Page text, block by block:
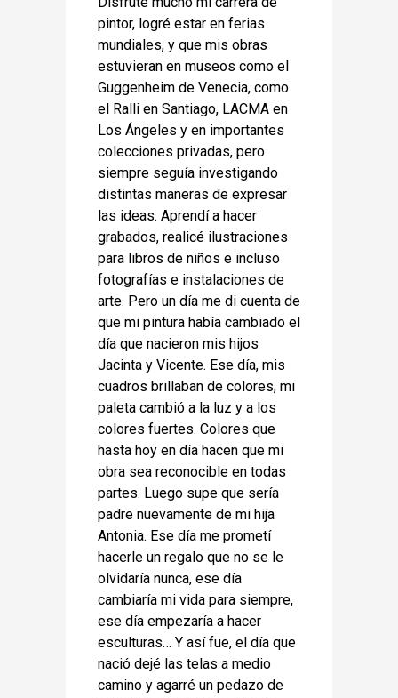
pintor, logré estar en ferias
mundiales, y que mis obras
estuvieran en museos como el
Guggenheim de Venecia, como
el Ralli en Santiago, LACMA en
Los Ángeles y en importantes
colecciones privadas, pero
siempre seguía investigando
distintas maneras de expresar
las ideas. Aprendí a hacer
grabados, realicé ilustraciones
para libros de niños e incluso
fotografías e instalaciones de
arte. Pero un día me di cuenta de
que mi pintura había cambiado el
día que nacieron mis hijos
Jacinta y Vicente. Ese día, mis
cuadros brillaban de colores, mi
paleta cambió a la luz y a los
colores fuertes. Colores que
hasta hoy en día hacen que mi
obra sea reconocible en todas
partes. Luego supe que sería
padre nuevamente de mi hija
Antonia. Ese día me prometí
hacerle un regalo que no se le
olvidaría nunca, ese día
cambiaría mi vida para siempre,
ese día empezaría a hacer
esculturas… Y así fue, el día que
nació dejé las telas a medio
camino y agarré un pedazo de